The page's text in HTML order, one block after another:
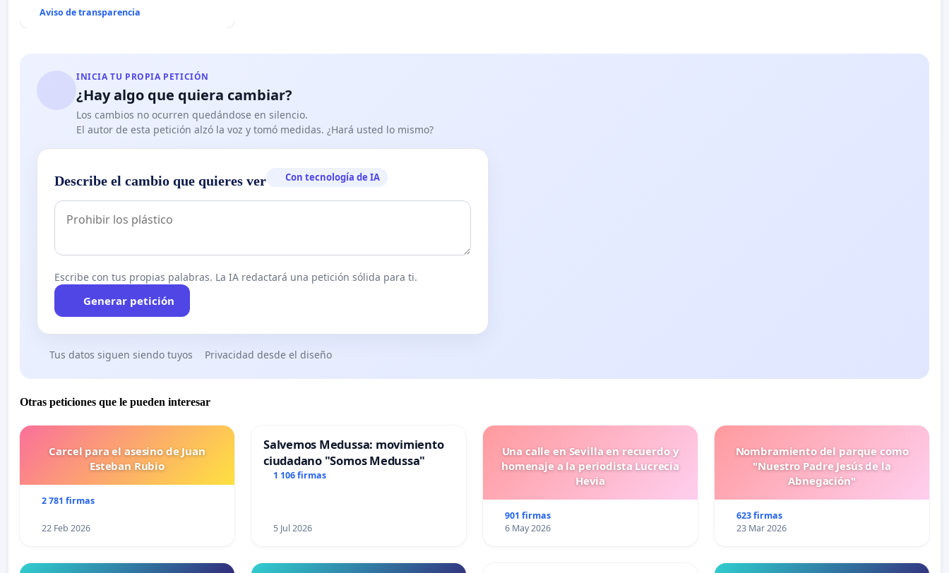
Aviso de transparencia
INICIA TU PROPIA PETICIÓN
¿Hay algo que quiera cambiar?
Los cambios no ocurren quedándose en silencio.
El autor de esta petición alzó la voz y tomó medidas. ¿Hará usted lo mismo?
Describe el cambio que quieres ver Con tecnología de IA
Escribe con tus propias palabras. La IA redactará una petición sólida para ti.
Generar petición
Tus datos siguen siendo tuyos Privacidad desde el diseño
Otras peticiones que le pueden interesar
Carcel para el asesino de Juan
Esteban Rubio
2 781 firmas
22 Feb 2026
Salvemos Medussa: movimiento
ciudadano "Somos Medussa"
1 106 firmas
5 Jul 2026
Una calle en Sevilla en recuerdo y
homenaje a la periodista Lucrecia
Hevia
901 firmas
6 May 2026
Nombramiento del parque como
"Nuestro Padre Jesús de la
Abnegación"
623 firmas
23 Mar 2026